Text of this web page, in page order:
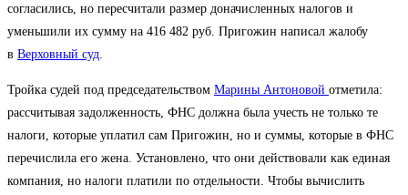
согласились, но пересчитали размер доначисленных налогов и
уменьшили их сумму на 416 482 руб. Пригожин написал жалобу
в Верховный суд
Тройка судей под председательством Марины Антоновой отметила:
рассчитывая задолженность, ФНС должна была учесть не только те
налоги, которые уплатил сам Пригожин, но и суммы, которые в ФНС
перечислила его жена. Установлено, что они действовали как единая
компания, но налоги платили по отдельности. Чтобы вычислить